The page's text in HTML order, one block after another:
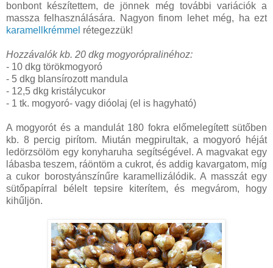
bonbont készítettem, de jönnek még további variációk a
massza felhasználására. Nagyon finom lehet még, ha ezt
karamellkrémmel rétegezzük!
Hozzávalók kb. 20 dkg mogyorópralinéhoz:
- 10 dkg törökmogyoró
- 5 dkg blansírozott mandula
- 12,5 dkg kristálycukor
- 1 tk. mogyoró- vagy dióolaj (el is hagyható)
A mogyorót és a mandulát 180 fokra előmelegített sütőben
kb. 8 percig pirítom. Miután megpirultak, a mogyoró héját
ledörzsölöm egy konyharuha segítségével. A magvakat egy
lábasba teszem, ráöntöm a cukrot, és addig kavargatom, míg
a cukor borostyánszínűre karamellizálódik. A masszát egy
sütőpapírral bélelt tepsire kiterítem, és megvárom, hogy
kihűljön.